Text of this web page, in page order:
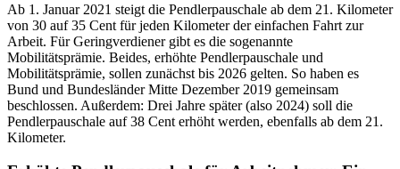
Ab 1. Januar 2021 steigt die Pendlerpauschale ab dem 21. Kilometer
von 30 auf 35 Cent für jeden Kilometer der einfachen Fahrt zur
Arbeit. Für Geringverdiener gibt es die sogenannte
Mobilitätsprämie. Beides, erhöhte Pendlerpauschale und
Mobilitätsprämie, sollen zunächst bis 2026 gelten. So haben es
Bund und Bundesländer Mitte Dezember 2019 gemeinsam
beschlossen. Außerdem: Drei Jahre später (also 2024) soll die
Pendlerpauschale auf 38 Cent erhöht werden, ebenfalls ab dem 21.
Kilometer.